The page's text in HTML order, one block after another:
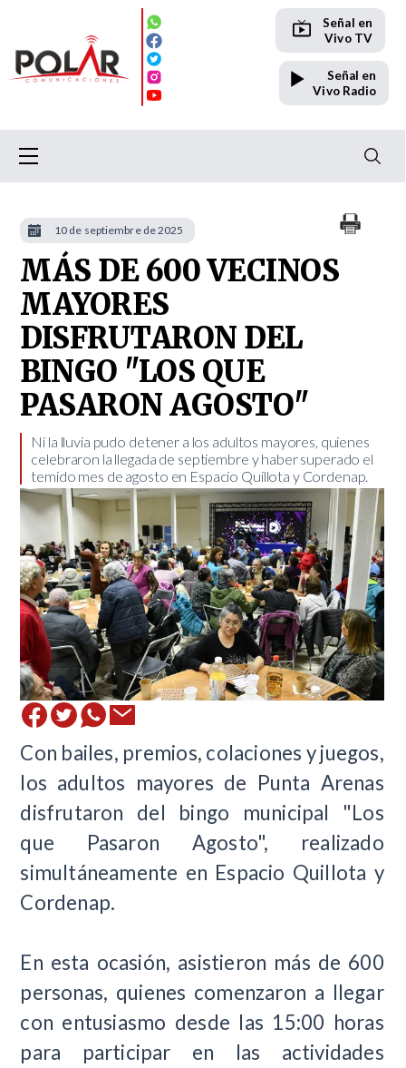
Señal en
Vivo TV
Señal en
Vivo Radio
MÁS DE 600 VECINOS
MAYORES
DISFRUTARON DEL
BINGO "LOS QUE
PASARON AGOSTO"
​Ni la lluvia pudo detener a los adultos mayores, quienes
celebraron la llegada de septiembre y haber superado el
temido mes de agosto en Espacio Quillota y Cordenap.
Con bailes, premios, colaciones y juegos,
los adultos mayores de Punta Arenas
disfrutaron del bingo municipal "Los
que Pasaron Agosto", realizado
simultáneamente en Espacio Quillota y
Cordenap.
En esta ocasión, asistieron más de 600
personas, quienes comenzaron a llegar
con entusiasmo desde las 15:00 horas
para participar en las actividades
10 de septiembre de 2025